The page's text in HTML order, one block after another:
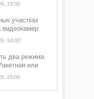
15:00
участках
видеокамер
10:00
два режима
или
и "Угроза
БПЛА"
15:00